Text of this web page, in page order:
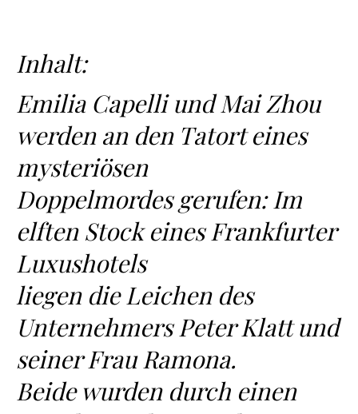
Inhalt:
Emilia Capelli und Mai Zhou
werden an den Tatort eines
mysteriösen
Doppelmordes gerufen: Im
elften Stock eines Frankfurter
Luxushotels
liegen die Leichen des
Unternehmers Peter Klatt und
seiner Frau Ramona.
Beide wurden durch einen